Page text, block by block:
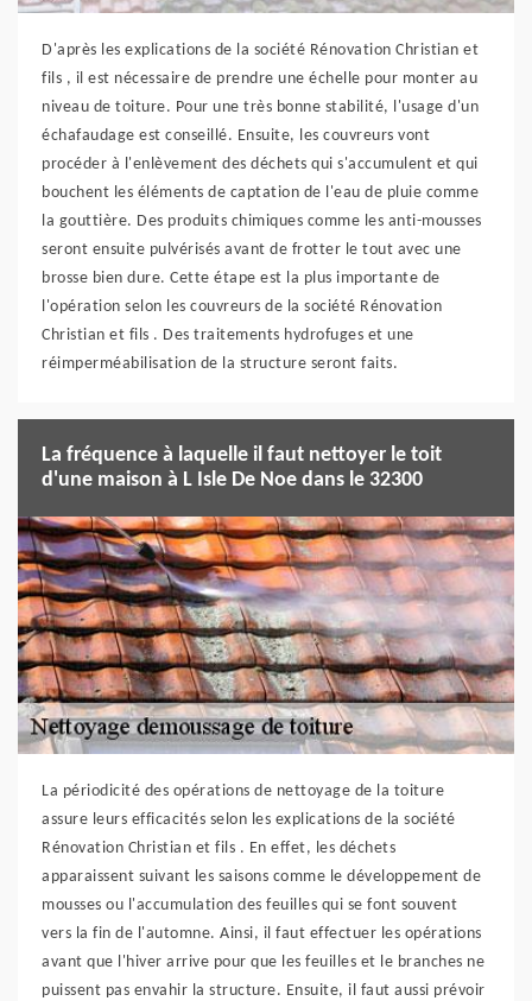
D'après les explications de la société Rénovation Christian et
fils , il est nécessaire de prendre une échelle pour monter au
niveau de toiture. Pour une très bonne stabilité, l'usage d'un
échafaudage est conseillé. Ensuite, les couvreurs vont
procéder à l'enlèvement des déchets qui s'accumulent et qui
bouchent les éléments de captation de l'eau de pluie comme
la gouttière. Des produits chimiques comme les anti-mousses
seront ensuite pulvérisés avant de frotter le tout avec une
brosse bien dure. Cette étape est la plus importante de
l'opération selon les couvreurs de la société Rénovation
Christian et fils . Des traitements hydrofuges et une
réimperméabilisation de la structure seront faits.
La fréquence à laquelle il faut nettoyer le toit
d'une maison à L Isle De Noe dans le 32300
La périodicité des opérations de nettoyage de la toiture
assure leurs efficacités selon les explications de la société
Rénovation Christian et fils . En effet, les déchets
apparaissent suivant les saisons comme le développement de
mousses ou l'accumulation des feuilles qui se font souvent
vers la fin de l'automne. Ainsi, il faut effectuer les opérations
avant que l'hiver arrive pour que les feuilles et le branches ne
puissent pas envahir la structure. Ensuite, il faut aussi prévoir